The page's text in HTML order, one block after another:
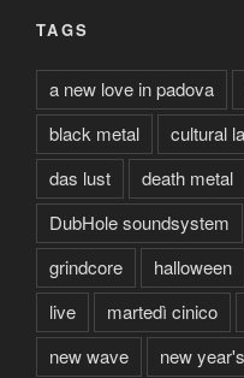
TAGS
a new love in padova
black metal
cultural
das lust
death metal
DubHole soundsystem
grindcore
halloween
live
martedì cinico
new wave
new